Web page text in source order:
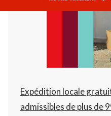
Expédition locale
admissibles de plus de